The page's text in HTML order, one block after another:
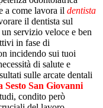
a come lavora il dentista
il dentista sul
servizio veloce e ben
in fase di
incidendo sui tuoi
di salute e
sulle arcate dentali
Sesto San Giovanni
condito però